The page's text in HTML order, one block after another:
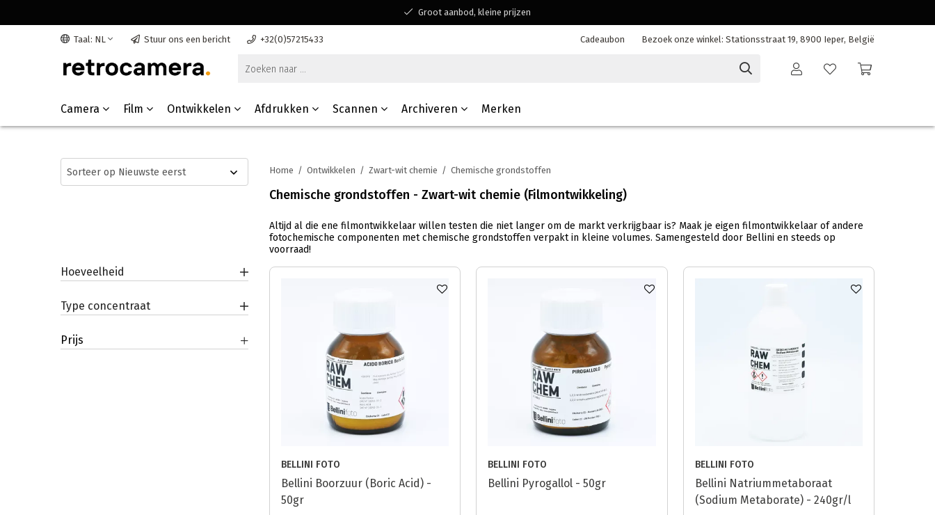
Groot aanbod, kleine prijzen
Taal: NL Stuur ons een bericht +32(0)57215433 Cadeaubon Bezoek onze winkel: Stationsstraat 19, 8900 Ieper, België
Camera Film Ontwikkelen Afdrukken Scannen Archiveren Merken
Home / Ontwikkelen / Zwart-wit chemie / Chemische grondstoffen
Chemische grondstoffen - Zwart-wit chemie (Filmontwikkeling)
Altijd al die ene filmontwikkelaar willen testen die niet langer om de markt verkrijgbaar is? Maak je eigen filmontwikkelaar of andere
fotochemische componenten met chemische grondstoffen verpakt in kleine volumes. Samengesteld door Bellini en steeds op
voorraad!
Hoeveelheid
Type concentraat
Prijs
BELLINI FOTO
Bellini Boorzuur (Boric Acid) -
50gr
BELLINI FOTO
Bellini Pyrogallol - 50gr
BELLINI FOTO
Bellini Natriummetaboraat
(Sodium Metaborate) - 240gr/l